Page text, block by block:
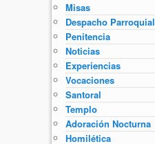
Misas
Despacho Parroquial
Penitencia
Noticias
Experiencias
Vocaciones
Santoral
Templo
Adoración Nocturna
Homilética